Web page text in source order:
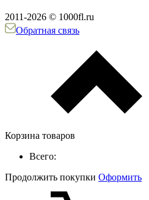
2011-2026 © 1000fl.ru
Обратная связь
Корзина товаров
Всего:
Продолжить покупки Оформить